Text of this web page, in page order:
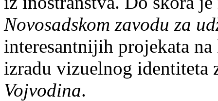
Novosadskom zavodu za
interesantnijih projekata
izradu vizuelnog identiteta
Vojvodina.